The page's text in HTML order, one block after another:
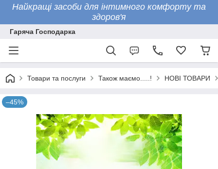
Найкращі засоби для інтимного комфорту та
здоров'я
Гаряча Господарка
Товари та послуги Також маємо.....! НОВІ ТОВАРИ
–45%